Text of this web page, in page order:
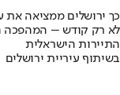
כך ירושלים ממציאה
לא רק קודש – המהפכה
התיירות הישראלית
בשיתוף עיריית ירושלים